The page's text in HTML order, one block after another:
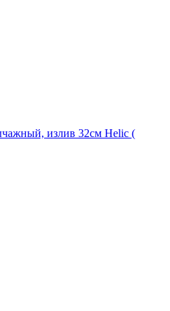
излив 32см Helic (